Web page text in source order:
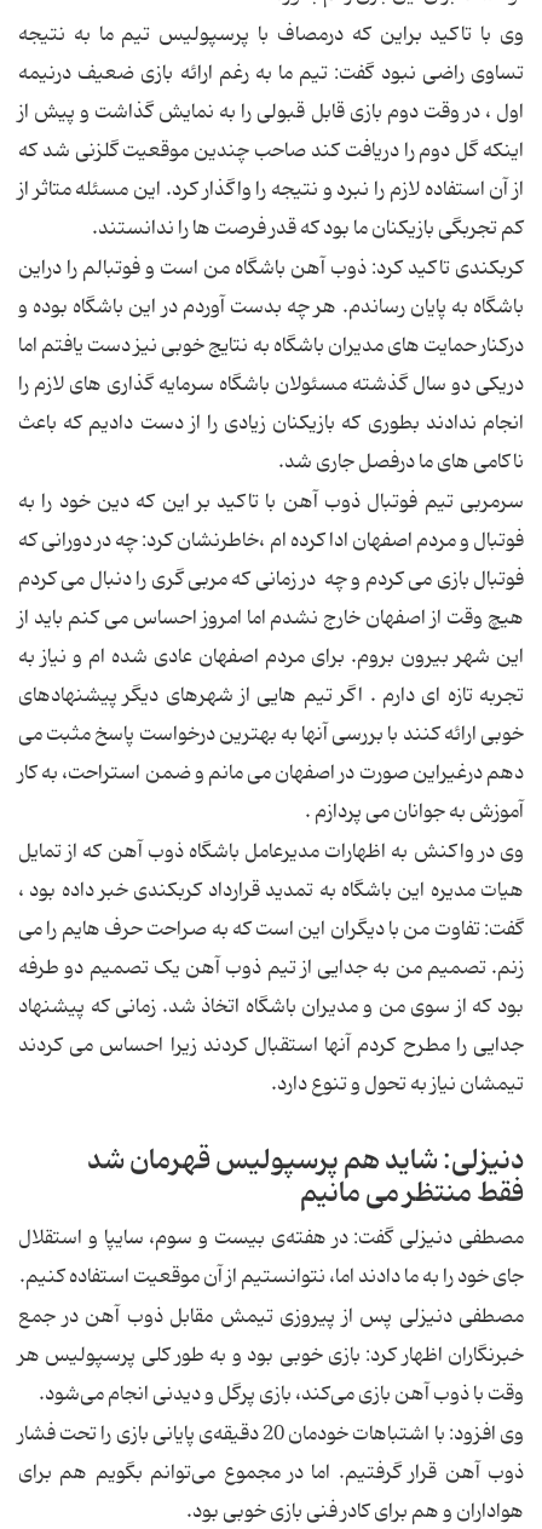
وی با تاکید براین که درمصاف با پرسپولیس تیم ما به نتیجه
تساوی راضی نبود گفت: تیم ما به رغم ارائه بازی ضعیف درنیمه
اول ، در وقت دوم بازی قابل قبولی را به نمایش گذاشت و پیش از
اینکه گل دوم را دریافت کند صاحب چندین موقعیت گلزنی شد که
از آن استفاده لازم را نبرد و نتیجه را واگذار کرد. این مسئله متاثر از
کم تجربگی بازیکنان ما بود که قدر فرصت ها را ندانستند.
کربکندی تاکید کرد: ذوب آهن باشگاه من است و فوتبالم را دراین
باشگاه به پایان رساندم. هر چه بدست آوردم در این باشگاه بوده و
درکنار حمایت های مدیران باشگاه به نتایج خوبی نیز دست یافتم اما
دریکی دو سال گذشته مسئولان باشگاه سرمایه گذاری های لازم را
انجام ندادند بطوری که بازیکنان زیادی را از دست دادیم که باعث
ناکامی های ما درفصل جاری شد.
سرمربی تیم فوتبال ذوب آهن با تاکید بر این که دین خود را به
فوتبال و مردم اصفهان ادا کرده ام ،خاطرنشان کرد: چه در دورانی که
فوتبال بازی می کردم و چه در زمانی که مربی گری را دنبال می کردم
هیچ وقت از اصفهان خارج نشدم اما امروز احساس می کنم باید از
این شهر بیرون بروم. برای مردم اصفهان عادی شده ام و نیاز به
تجربه تازه ای دارم . اگر تیم هایی از شهرهای دیگر پیشنهادهای
خوبی ارائه کنند با بررسی آنها به بهترین درخواست پاسخ مثبت می
دهم درغیراین صورت در اصفهان می مانم و ضمن استراحت، به کار
آموزش به جوانان می پردازم .
وی در واکنش به اظهارات مدیرعامل باشگاه ذوب آهن که از تمایل
هیات مدیره این باشگاه به تمدید قرارداد کربکندی خبر داده بود ،
گفت: تفاوت من با دیگران این است که به صراحت حرف هایم را می
زنم. تصمیم من به جدایی از تیم ذوب آهن یک تصمیم دو طرفه
بود که از سوی من و مدیران باشگاه اتخاذ شد. زمانی که پیشنهاد
جدایی را مطرح کردم آنها استقبال کردند زیرا احساس می کردند
تیمشان نیاز به تحول و تنوع دارد.
دنیزلی: شاید هم پرسپولیس قهرمان شد
فقط منتظر می مانیم
مصطفی دنیزلی گفت: در هفته‌ی بیست و سوم، سایپا و استقلال
جای خود را به ما دادند اما، نتوانستیم از آن موقعیت استفاده كنیم.
مصطفی دنیزلی پس از پیروزی تیمش مقابل ذوب آهن در جمع
خبرنگاران اظهار كرد: بازی خوبی بود و به طور كلی پرسپولیس هر
وقت با ذوب آهن بازی می‌كند، بازی پرگل و دیدنی انجام می‌شود.
وی افزود: با اشتباهات خودمان 20 دقیقه‌ی پایانی بازی را تحت فشار
ذوب آهن قرار گرفتیم. اما در مجموع می‌توانم بگویم هم برای
هواداران و هم برای كادر فنی بازی خوبی بود.